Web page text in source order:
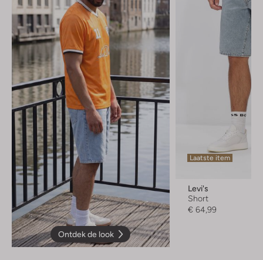
Ontdek de look
Laatste item
Levi's
Short
€ 64,99